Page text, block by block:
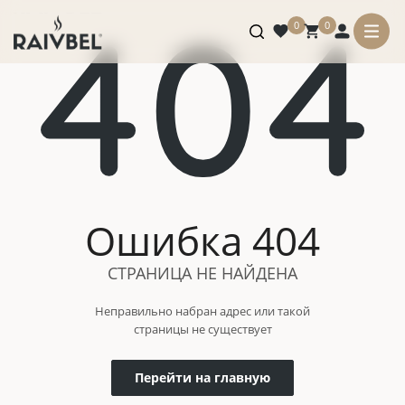
0 0
Ошибка 404
СТРАНИЦА НЕ НАЙДЕНА
Неправильно набран адрес или такой
страницы не существует
Перейти на главную